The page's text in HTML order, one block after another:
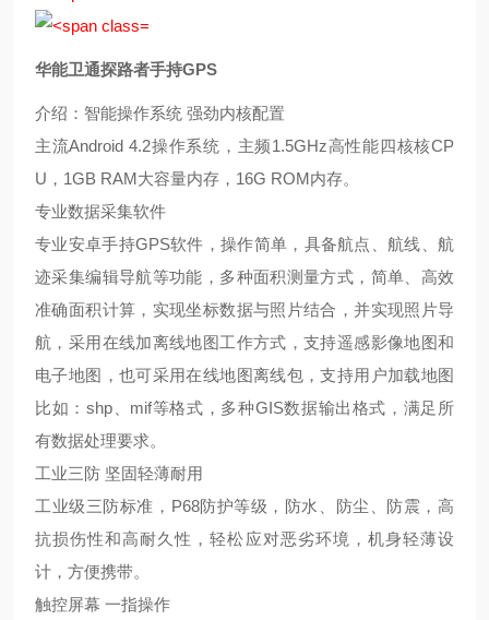
华能卫通探路者手持GPS
介绍：智能操作系统 强劲内核配置
主流Android 4.2操作系统，主频1.5GHz高性能四核核CP
U，1GB RAM大容量内存，16G ROM内存。
专业数据采集软件
专业安卓手持GPS软件，操作简单，具备航点、航线、航
迹采集编辑导航等功能，多种面积测量方式，简单、高效
准确面积计算，实现坐标数据与照片结合，并实现照片导
航，采用在线加离线地图工作方式，支持遥感影像地图和
电子地图，也可采用在线地图离线包，支持用户加载地图
比如：shp、mif等格式，多种GIS数据输出格式，满足所
有数据处理要求。
工业三防 坚固轻薄耐用
工业级三防标准，P68防护等级，防水、防尘、防震，高
抗损伤性和高耐久性，轻松应对恶劣环境，机身轻薄设
计，方便携带。
触控屏幕 一指操作